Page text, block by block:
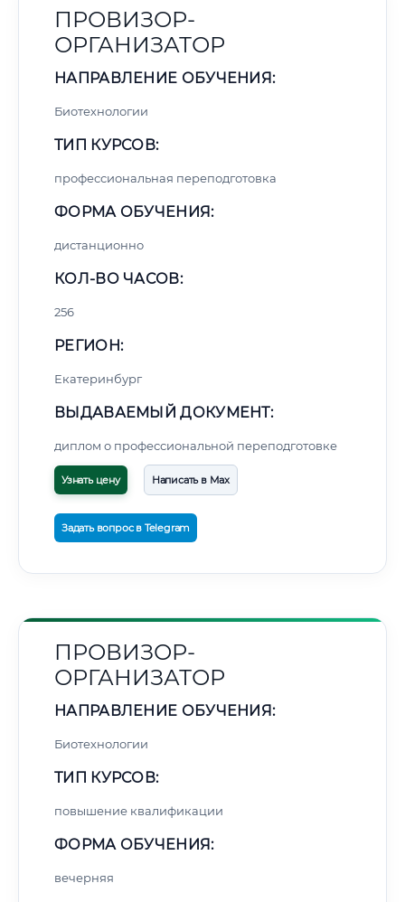
ПРОВИЗОР-
ОРГАНИЗАТОР
НАПРАВЛЕНИЕ ОБУЧЕНИЯ:
Биотехнологии
ТИП КУРСОВ:
профессиональная переподготовка
ФОРМА ОБУЧЕНИЯ:
дистанционно
КОЛ-ВО ЧАСОВ:
256
РЕГИОН:
Екатеринбург
ВЫДАВАЕМЫЙ ДОКУМЕНТ:
диплом о профессиональной переподготовке
Узнать цену Написать в Max
Задать вопрос в Telegram
ПРОВИЗОР-
ОРГАНИЗАТОР
НАПРАВЛЕНИЕ ОБУЧЕНИЯ:
Биотехнологии
ТИП КУРСОВ:
повышение квалификации
ФОРМА ОБУЧЕНИЯ:
вечерняя